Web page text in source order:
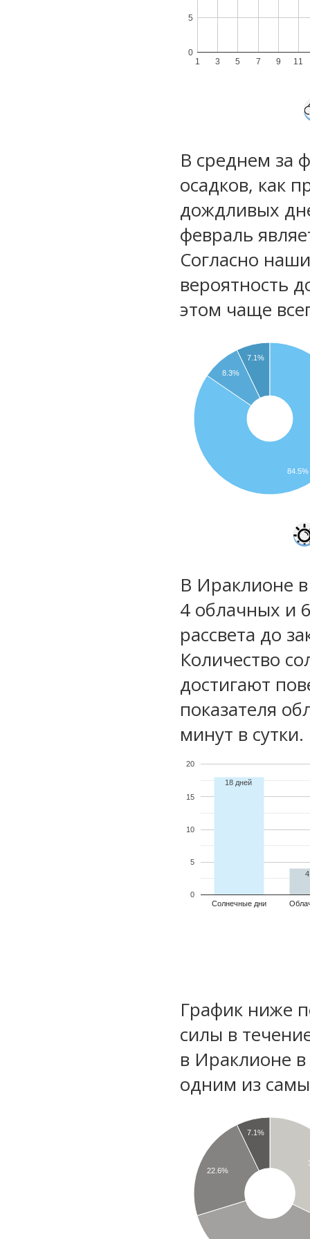
1 3 5 7 9 11
0
5
В среднем за
осадков, как
дождливых
февраль
Согласно
вероятность
этом чаще
7.1%
8.3%
84.5%
В Ираклионе
4 облачных и
рассвета до
Количество
достигают
показателя
минут в сутки.
Солнечные дни
0
5
10
15
20
18 дней
График ниже
силы в
в Ираклионе
одним из
7.1%
22.6%